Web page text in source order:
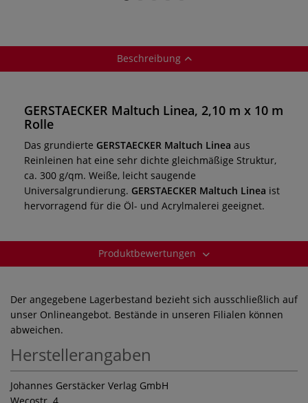
Beschreibung
GERSTAECKER Maltuch Linea, 2,10 m x 10 m
Rolle
Das grundierte GERSTAECKER Maltuch Linea aus
Reinleinen hat eine sehr dichte gleichmäßige Struktur,
ca. 300 g/qm. Weiße, leicht saugende
Universalgrundierung. GERSTAECKER Maltuch Linea ist
hervorragend für die Öl- und Acrylmalerei geeignet.
Produktbewertungen
Der angegebene Lagerbestand bezieht sich ausschließlich auf
unser Onlineangebot. Bestände in unseren Filialen können
abweichen.
Herstellerangaben
Johannes Gerstäcker Verlag GmbH